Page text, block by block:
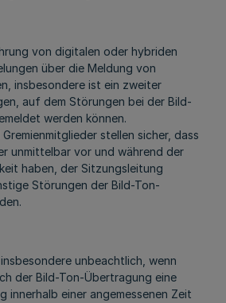
von digitalen oder hybriden
über die Meldung von
insbesondere ist ein zweiter
auf dem Störungen bei der Bild-
werden können.
stellen sicher, dass
unmittelbar vor und während der
haben, der Sitzungsleitung
Störungen der Bild-Ton-
unbeachtlich, wenn
der Bild-Ton-Übertragung eine
innerhalb einer angemessenen Zeit